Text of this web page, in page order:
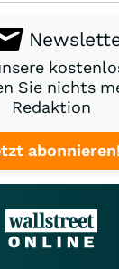
Sie nichts
Redaktion
abonnieren!